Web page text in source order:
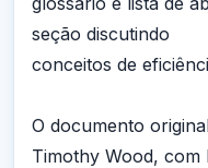
seção discutindo
conceitos de
O documento
Timothy Wood, com